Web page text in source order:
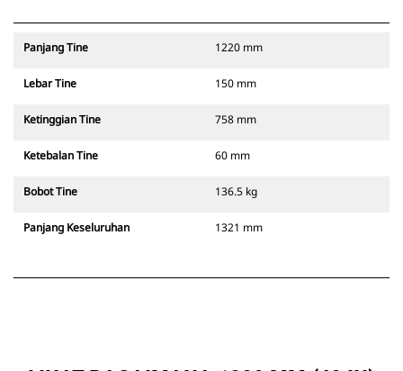
Panjang Tine 1220 mm
Lebar Tine 150 mm
Ketinggian Tine 758 mm
Ketebalan Tine 60 mm
Bobot Tine 136.5 kg
Panjang Keseluruhan 1321 mm